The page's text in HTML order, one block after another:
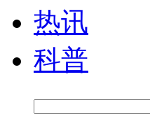
热讯
科普